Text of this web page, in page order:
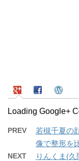
Loading Google+
PREV
若槻千夏の
像で整形を
NEXT
りんくま(